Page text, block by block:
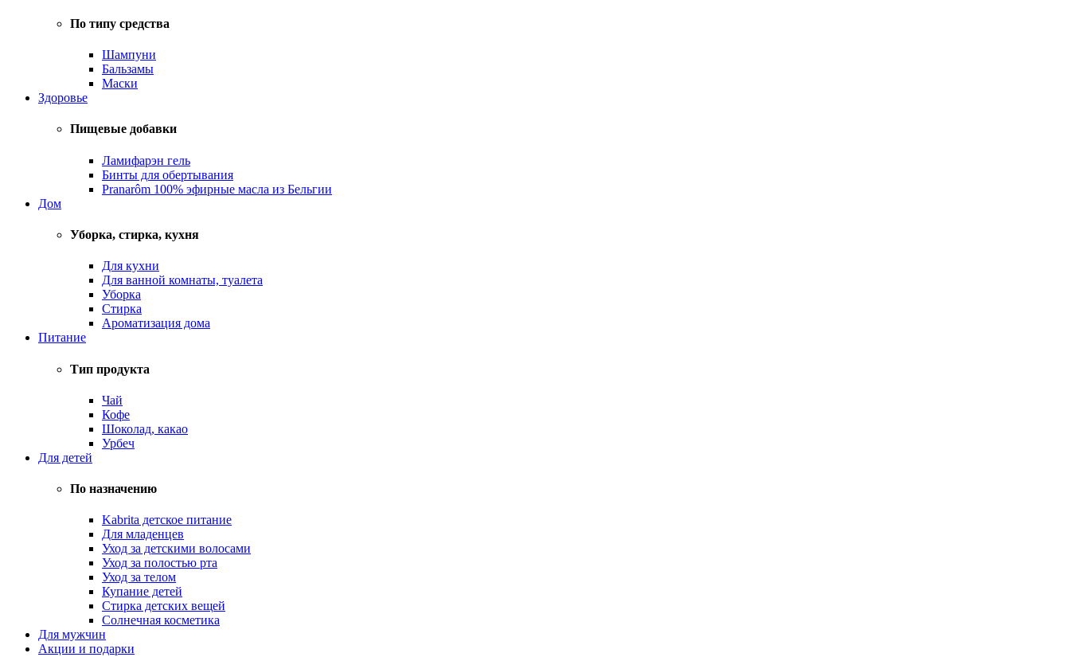
По типу средства
Шампуни
Бальзамы
Маски
Здоровье
Пищевые добавки
Ламифарэн гель
Бинты для обертывания
Pranarôm 100% эфирные масла из Бельгии
Дом
Уборка, стирка, кухня
Для кухни
Для ванной комнаты, туалета
Уборка
Стирка
Ароматизация дома
Питание
Тип продукта
Чай
Кофе
Шоколад, какао
Урбеч
Для детей
По назначению
Kabrita детское питание
Для младенцев
Уход за детскими волосами
Уход за полостью рта
Уход за телом
Купание детей
Стирка детских вещей
Солнечная косметика
Для мужчин
Акции и подарки